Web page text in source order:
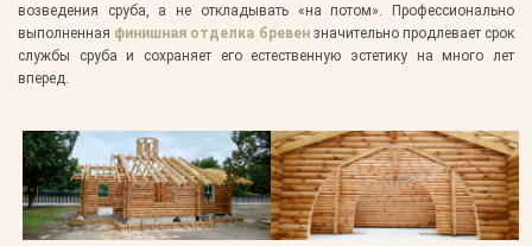
возведения сруба, а не откладывать «на потом». Профессионально
выполненная финишная отделка бревензначительно продлевает срок
службы сруба и сохраняет его естественную эстетику на много лет
вперед.